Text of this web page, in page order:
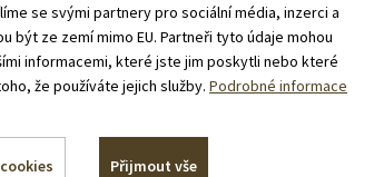
se svými partnery pro sociální média, inzerci a
být ze zemí mimo EU. Partneři tyto údaje mohou
informacemi, které jste jim poskytli nebo které
že používáte jejich služby.Podrobné informace
Přijmout vše